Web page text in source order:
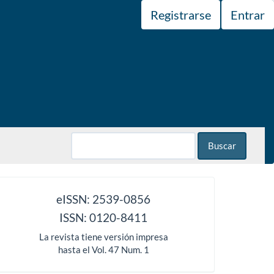
Registrarse Entrar
Buscar
eISSN: 2539-0856
ISSN: 0120-8411
La revista tiene versión impresa
hasta el Vol. 47 Num. 1